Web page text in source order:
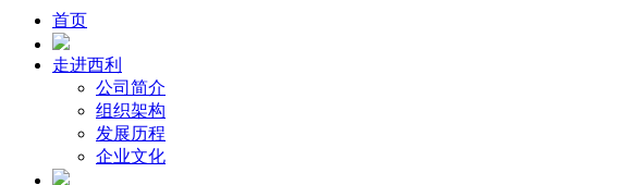
首页
走进西利
公司简介
组织架构
发展历程
企业文化